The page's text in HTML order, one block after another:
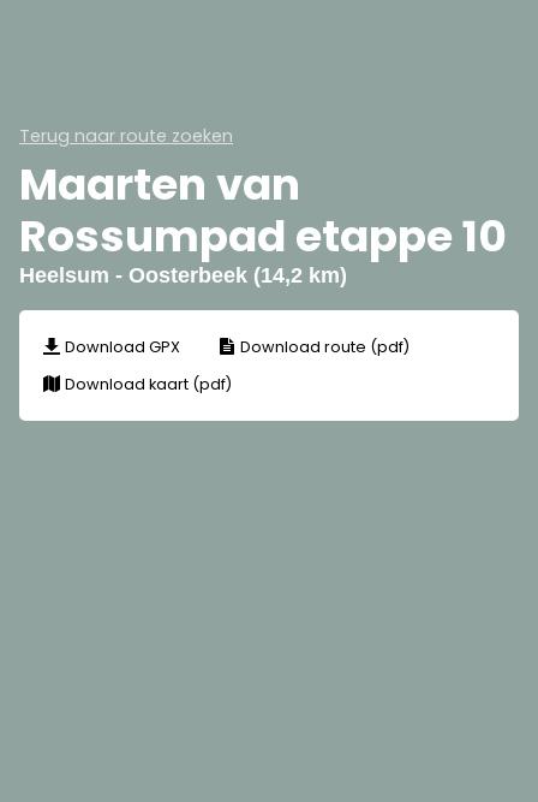
Terug naar route zoeken
Maarten van
Rossumpad etappe 10
Heelsum - Oosterbeek (14,2 km)
Download GPX
Download route (pdf)
Download kaart (pdf)